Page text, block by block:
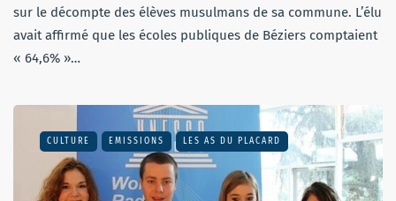
sur le décompte des élèves musulmans de sa commune. L’élu
avait affirmé que les écoles publiques de Béziers comptaient
« 64,6% »…
CULTURE EMISSIONS LES AS DU PLACARD